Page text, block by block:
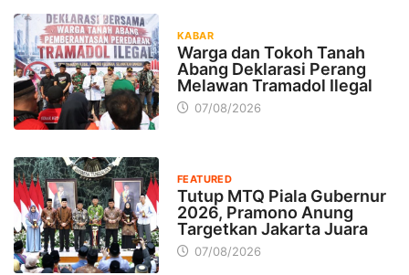
KABAR
Warga dan Tokoh Tanah
Abang Deklarasi Perang
Melawan Tramadol Ilegal
07/08/2026
FEATURED
Tutup MTQ Piala Gubernur
2026, Pramono Anung
Targetkan Jakarta Juara
07/08/2026